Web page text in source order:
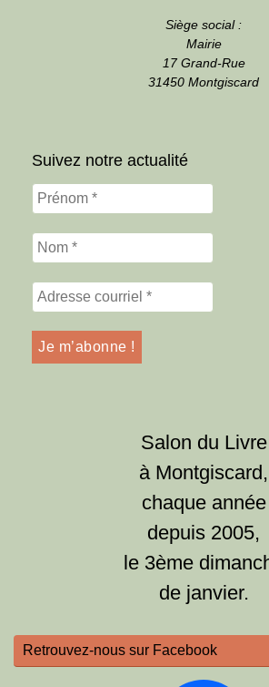
Siège social :
Mairie
17 Grand-Rue
31450 Montgiscard
Suivez notre actualité
Salon du Livre
à Montgiscard,
chaque année
depuis 2005,
le 3ème
de janvier.
Retrouvez-nous sur Facebook